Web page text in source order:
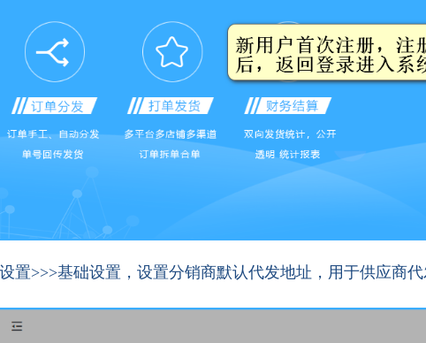
置>>>基础设置， 设置分销商默认代发地址，用于供应商